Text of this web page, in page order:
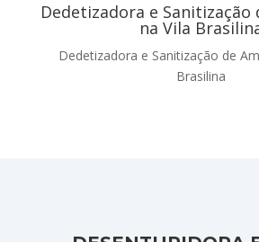
Dedetizadora e Sanitização
na Vila
Dedetizadora e Sanitização de
Brasilina